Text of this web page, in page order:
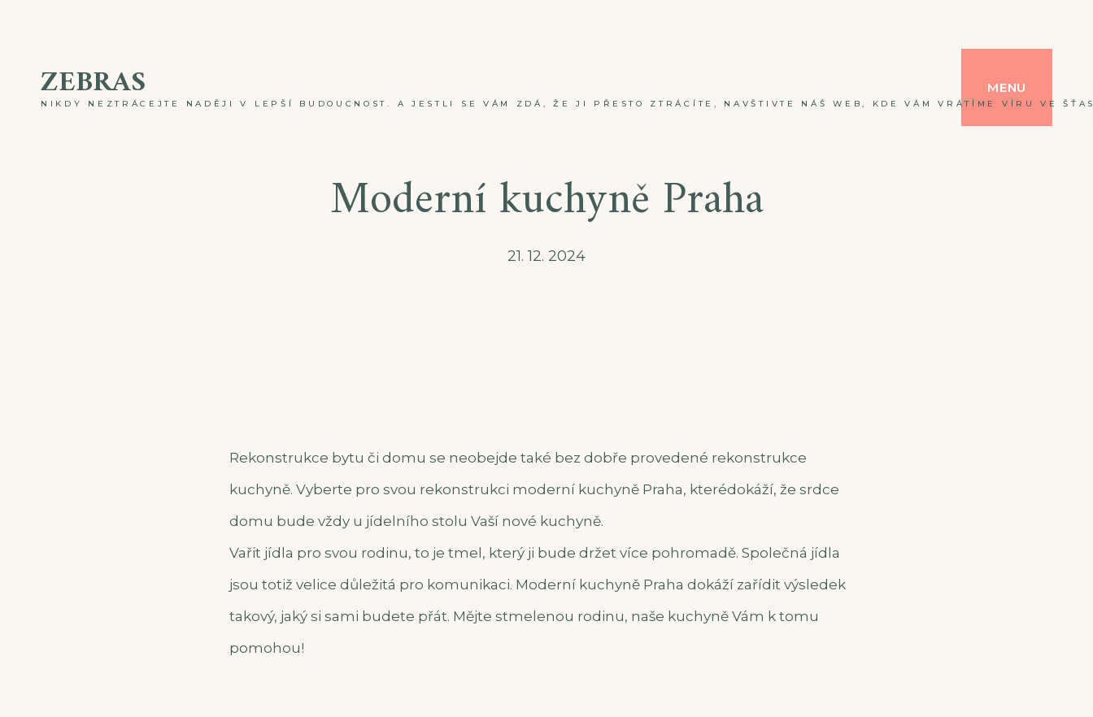
contentZEBRAS
NIKDY NEZTRÁCEJTE NADĚJI V LEPŠÍ BUDOUCNOST. A JESTLI SE VÁM ZDÁ, ŽE JI PŘESTO ZTRÁCÍTE, NAVŠTIVTE NÁŠ WEB, KDE VÁM VRÁTÍME VÍRU VE
MENU
Moderní kuchyně Praha
21. 12. 2024
Rekonstrukce bytu či domu se neobejde také bez dobře provedené rekonstrukce
kuchyně. Vyberte pro svou rekonstrukci moderní kuchyně Praha, kterédokáží, že srdce
domu bude vždy u jídelního stolu Vaší nové kuchyně.
Vařit jídla pro svou rodinu, to je tmel, který ji bude držet více pohromadě. Společná jídla
jsou totiž velice důležitá pro komunikaci. Moderní kuchyně Praha dokáží zařídit výsledek
takový, jaký si sami budete přát. Mějte stmelenou rodinu, naše kuchyně Vám k tomu
pomohou!